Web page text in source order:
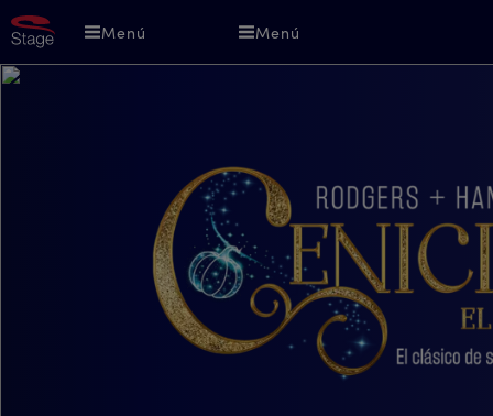
Pasar
al
contenido
Menú Menú